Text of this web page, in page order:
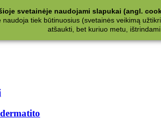
svetainėje naudojami slapukai (angl.
naudoja tiek būtinuosius (svetainės veikimą
atšaukti, bet kuriuo metu,